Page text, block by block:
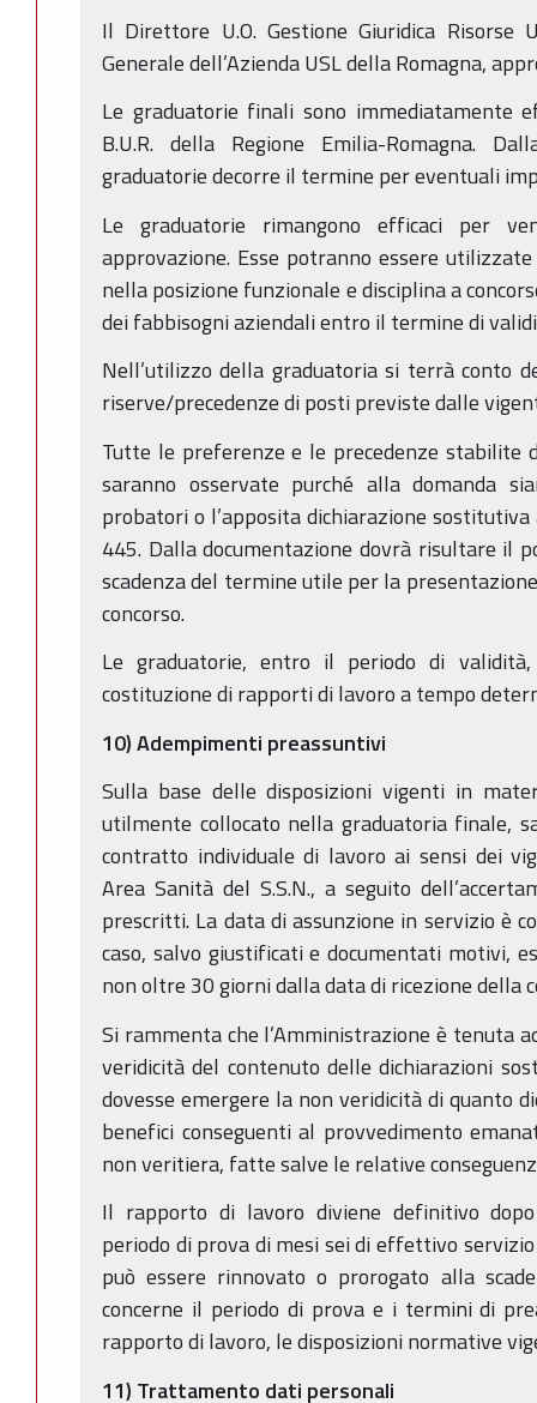
Il Direttore U.O. Gestione Giuridica Risorse
Generale dell’Azienda USL della Romagna,
Le graduatorie finali sono immediatamente
B.U.R. della Regione Emilia-Romagna.
graduatorie decorre il termine per eventuali
Le graduatorie rimangono efficaci per
approvazione. Esse potranno essere
nella posizione funzionale e disciplina a
dei fabbisogni aziendali entro il termine di
Nell’utilizzo della graduatoria si terrà conto
riserve/precedenze di posti previste dalle
Tutte le preferenze e le precedenze stabilite
saranno osservate purché alla domanda
probatori o l’apposita dichiarazione
445. Dalla documentazione dovrà risultare il
scadenza del termine utile per la
concorso.
Le graduatorie, entro il periodo di
costituzione di rapporti di lavoro a tempo
10) Adempimenti preassuntivi
Sulla base delle disposizioni vigenti in
utilmente collocato nella graduatoria finale,
contratto individuale di lavoro ai sensi dei
Area Sanità del S.S.N., a seguito
prescritti. La data di assunzione in servizio è
caso, salvo giustificati e documentati motivi,
non oltre 30 giorni dalla data di ricezione della
Si rammenta che l’Amministrazione è tenuta
veridicità del contenuto delle dichiarazioni
dovesse emergere la non veridicità di quanto
benefici conseguenti al provvedimento
non veritiera, fatte salve le relative
Il rapporto di lavoro diviene definitivo
periodo di prova di mesi sei di effettivo
può essere rinnovato o prorogato alla
concerne il periodo di prova e i termini di
rapporto di lavoro, le disposizioni normative
11) Trattamento dati personali